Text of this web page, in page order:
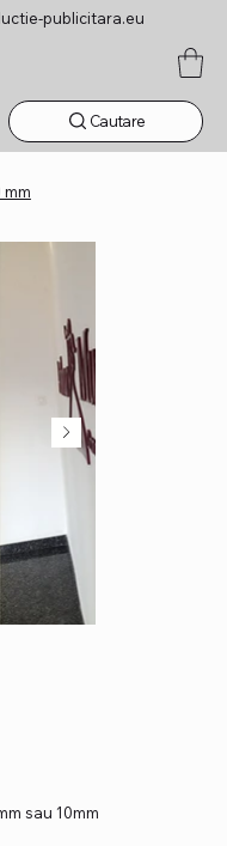
publicitara.eu
Cautare
sau 10mm